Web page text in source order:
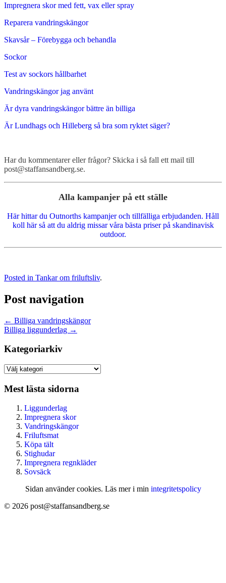
Impregnera skor med fett, vax eller spray
Reparera vandringskängor
Skavsår – Förebygga och behandla
Sockor
Test av sockors hållbarhet
Vandringskängor jag använt
Är dyra vandringskängor bättre än billiga
Är Lundhags och Hilleberg så bra som ryktet säger?
Har du kommentarer eller frågor? Skicka i så fall ett mail till
post@staffansandberg.se.
Alla kampanjer på ett ställe
Här hittar du Outnorths kampanjer och tillfälliga erbjudanden. Håll
koll här så att du aldrig missar våra bästa priser på skandinavisk
outdoor.
Posted in Tankar om friluftsliv.
Post navigation
← Billiga vandringskängor
Billiga liggunderlag →
Kategoriarkiv
Kategoriarkiv
Mest lästa sidorna
Liggunderlag
Impregnera skor
Vandringskängor
Friluftsmat
Köpa tält
Stighudar
Impregnera regnkläder
Sovsäck
Sidan använder cookies. Läs mer i min integritetspolicy
© 2026 post@staffansandberg.se